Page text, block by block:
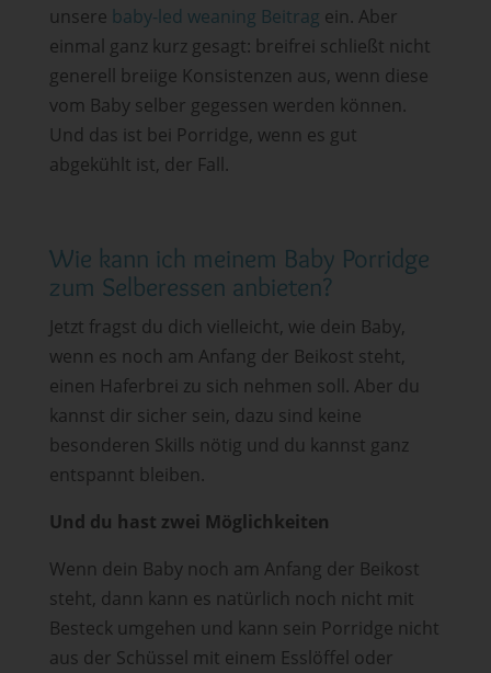
unsere baby-led weaning Beitrag ein. Aber
einmal ganz kurz gesagt: breifrei schließt nicht
generell breiige Konsistenzen aus, wenn diese
vom Baby selber gegessen werden können.
Und das ist bei Porridge, wenn es gut
abgekühlt ist, der Fall.
Wie kann ich meinem Baby Porridge
zum Selberessen anbieten?
Jetzt fragst du dich vielleicht, wie dein Baby,
wenn es noch am Anfang der Beikost steht,
einen Haferbrei zu sich nehmen soll. Aber du
kannst dir sicher sein, dazu sind keine
besonderen Skills nötig und du kannst ganz
entspannt bleiben.
Und du hast zwei Möglichkeiten
Wenn dein Baby noch am Anfang der Beikost
steht, dann kann es natürlich noch nicht mit
Besteck umgehen und kann sein Porridge nicht
aus der Schüssel mit einem Esslöffel oder